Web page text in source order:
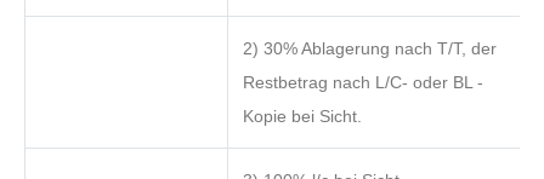
2) 30% Ablagerung nach T/T, der
Restbetrag nach L/C- oder BL -
Kopie bei Sicht.